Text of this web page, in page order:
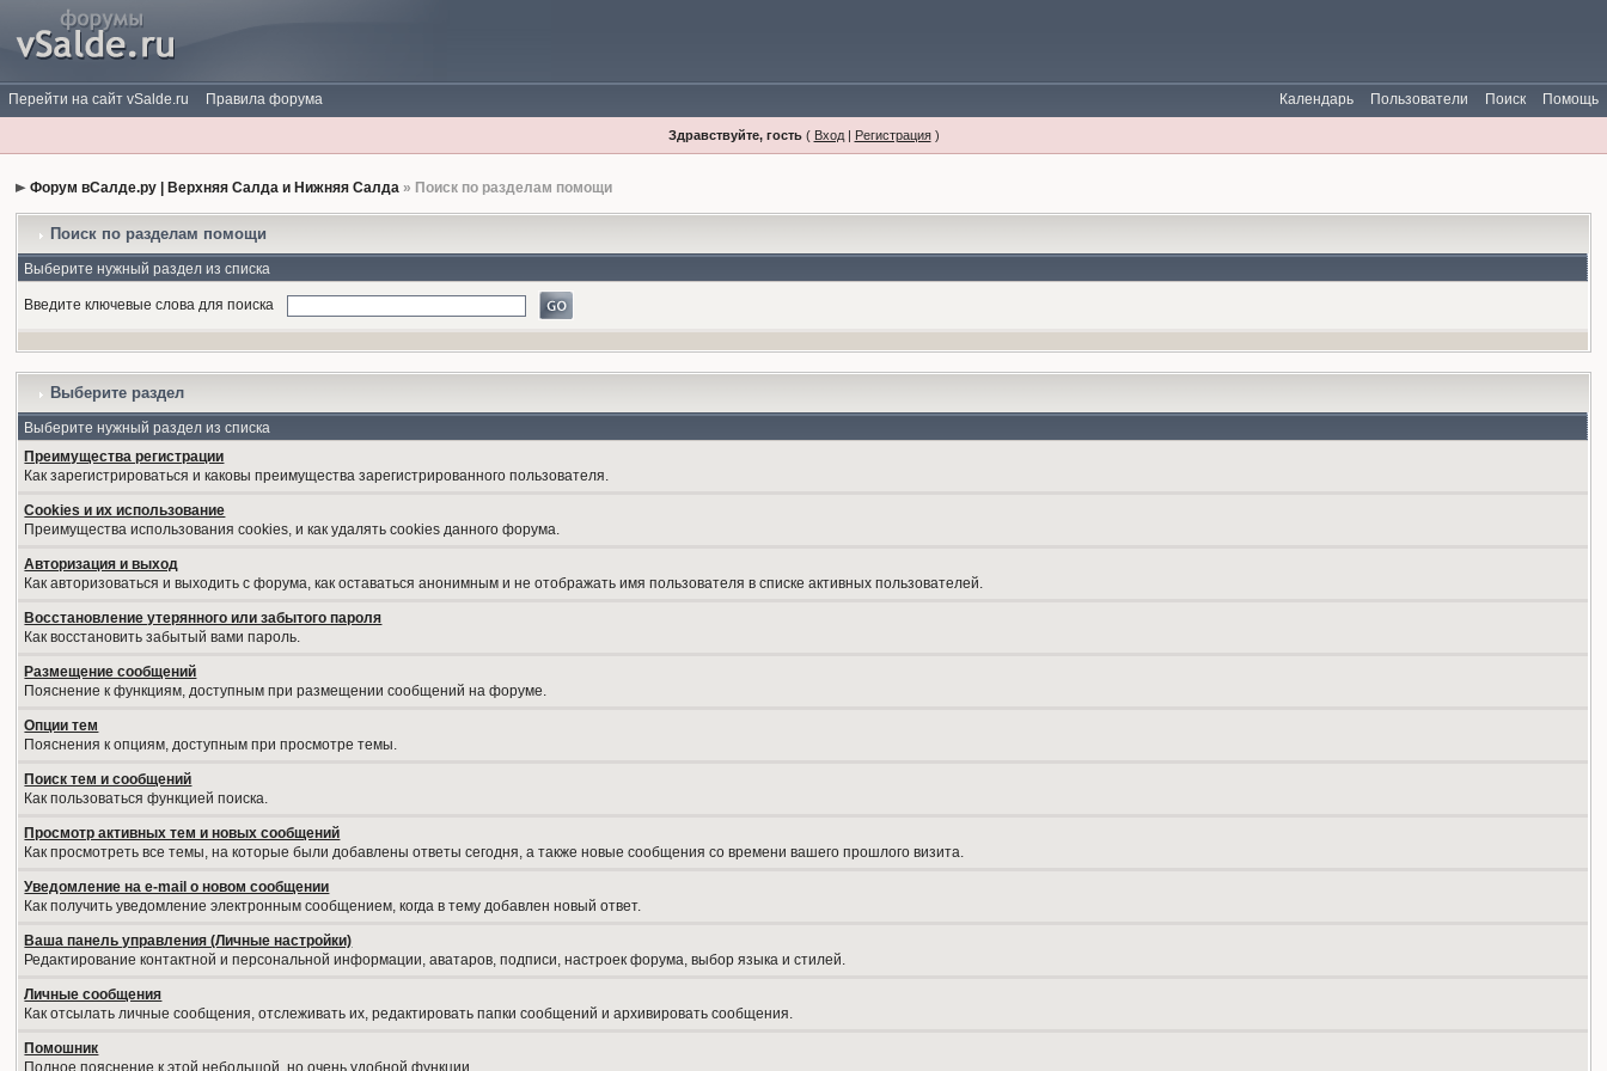
Перейти на сайт vSalde.ru Правила форума Помощь
Поиск
Пользователи
Календарь
Здравствуйте, гость( Вход| Регистрация)
Форум вСалде.ру | Верхняя Салда и Нижняя Салда » Поиск по разделам помощи
Поиск по разделам помощи
Выберите нужный раздел из списка
Введите ключевые слова для поиска
Выберите раздел
Выберите нужный раздел из списка
Преимущества регистрации
Как зарегистрироваться и каковы преимущества зарегистрированного пользователя.
Cookies и их использование
Преимущества использования cookies, и как удалять cookies данного форума.
Авторизация и выход
Как авторизоваться и выходить с форума, как оставаться анонимным и не отображать имя пользователя в списке активных пользователей.
Восстановление утерянного или забытого пароля
Как восстановить забытый вами пароль.
Размещение сообщений
Пояснение к функциям, доступным при размещении сообщений на форуме.
Опции тем
Пояснения к опциям, доступным при просмотре темы.
Поиск тем и сообщений
Как пользоваться функцией поиска.
Просмотр активных тем и новых сообщений
Как просмотреть все темы, на которые были добавлены ответы сегодня, а также новые сообщения со времени вашего прошлого визита.
Уведомление на е-mail о новом сообщении
Как получить уведомление электронным сообщением, когда в тему добавлен новый ответ.
Ваша панель управления (Личные настройки)
Редактирование контактной и персональной информации, аватаров, подписи, настроек форума, выбор языка и стилей.
Личные сообщения
Как отсылать личные сообщения, отслеживать их, редактировать папки сообщений и архивировать сообщения.
Помошник
Полное пояснение к этой небольшой, но очень удобной функции